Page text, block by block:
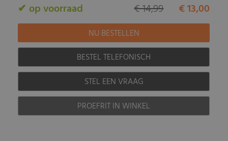
✔ op voorraad € 13,00
€ 14,99
BESTEL TELEFONISCH
STEL EEN VRAAG
PROEFRIT IN WINKEL